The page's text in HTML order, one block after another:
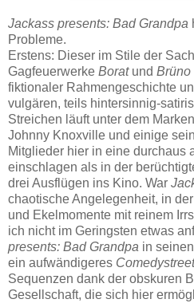
Jackass presents: Bad Grandpa
Probleme.
Erstens: Dieser im Stile der
Gagfeuerwerke Boratund Brüno
fiktionaler Rahmengeschichte
vulgären, teils hintersinnig-
Streichen läuft unter dem
Johnny Knoxville und einige
Mitglieder hier in eine durchaus
einschlagen als in der
drei Ausflügen ins Kino. War
chaotische Angelegenheit, in
und Ekelmomente mit reinem
ich nicht im Geringsten etwas
presents: Bad Grandpa in
ein aufwändigeres Comedystreet
Sequenzen dank der obskuren
Gesellschaft, die sich hier